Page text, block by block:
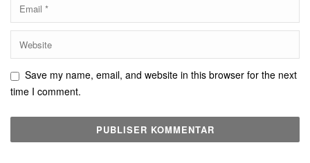
Save my name, email, and website in this browser for the next
time I comment.